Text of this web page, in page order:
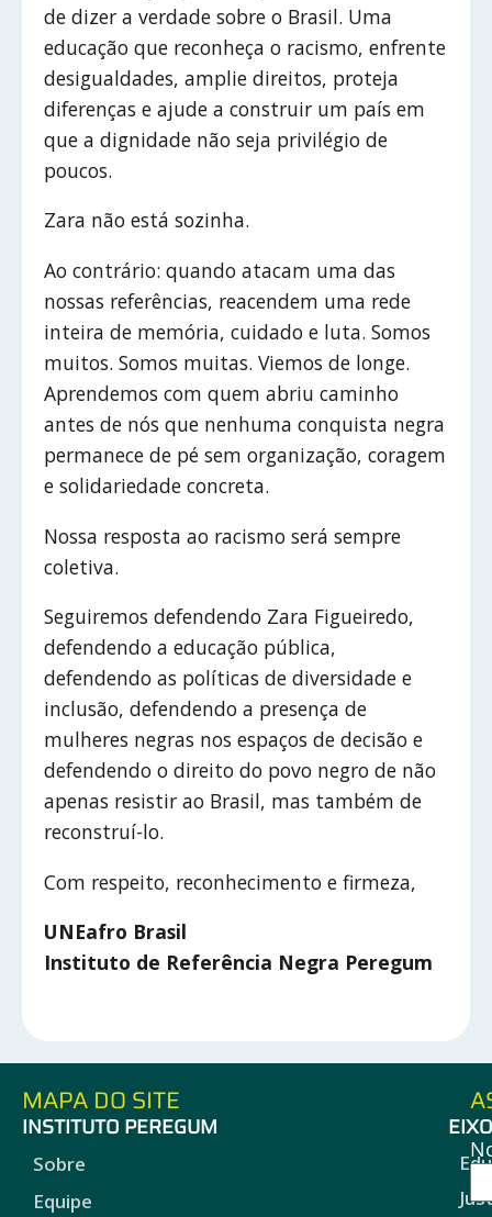
de dizer a verdade sobre o Brasil. Uma
educação que reconheça o racismo, enfrente
desigualdades, amplie direitos, proteja
diferenças e ajude a construir um país em
que a dignidade não seja privilégio de
poucos.
Zara não está sozinha.
Ao contrário: quando atacam uma das
nossas referências, reacendem uma rede
inteira de memória, cuidado e luta. Somos
muitos. Somos muitas. Viemos de longe.
Aprendemos com quem abriu caminho
antes de nós que nenhuma conquista negra
permanece de pé sem organização, coragem
e solidariedade concreta.
Nossa resposta ao racismo será sempre
coletiva.
Seguiremos defendendo Zara Figueiredo,
defendendo a educação pública,
defendendo as políticas de diversidade e
inclusão, defendendo a presença de
mulheres negras nos espaços de decisão e
defendendo o direito do povo negro de não
apenas resistir ao Brasil, mas também de
reconstruí-lo.
Com respeito, reconhecimento e firmeza,
UNEafro Brasil
Instituto de Referência Negra Peregum
MAPA DO SITE
INSTITUTO PEREGUM
Sobre
Equipe